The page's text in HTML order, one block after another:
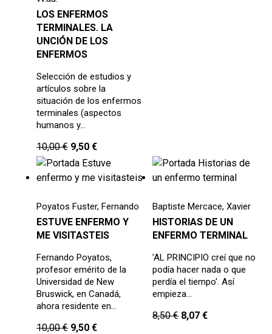
LOS ENFERMOS
TERMINALES. LA
UNCIÓN DE LOS
ENFERMOS
Selección de estudios y
artículos sobre la
situación de los enfermos
terminales (aspectos
humanos y…
10,00€ 9,50 €
Poyatos Fuster, Fernando
ESTUVE ENFERMO Y
ME VISITASTEIS
Fernando Poyatos,
profesor emérito de la
Universidad de New
Bruswick, en Canadá,
ahora residente en…
10,00€ 9,50 €
Baptiste Mercace, Xavier
HISTORIAS DE UN
ENFERMO TERMINAL
'AL PRINCIPIO creí que no
podía hacer nada o que
perdía el tiempo'. Así
empieza…
8,50€ 8,07€